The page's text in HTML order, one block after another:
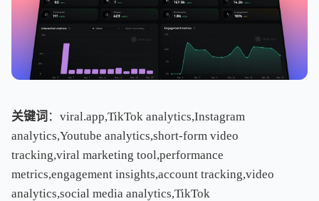
关键词 ：viral.app,TikTok analytics,Instagram
analytics,Youtube analytics,short-form video
tracking,viral marketing tool,performance
metrics,engagement insights,account tracking,video
analytics,social media analytics,TikTok